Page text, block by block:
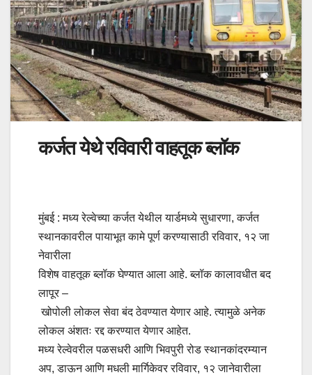
कर्जत येथे रविवारी वाहतूक ब्लॉक
मुंबई : मध्य रेल्वेच्या कर्जत येथील यार्डमध्ये सुधारणा, कर्जत
स्थानकावरील पायाभूत कामे पूर्ण करण्यासाठी रविवार, १२ जा
नेवारीला
विशेष वाहतूक ब्लॉक घेण्यात आला आहे. ब्लॉक कालावधीत बद
लापूर –
खोपोली लोकल सेवा बंद ठेवण्यात येणार आहे. त्यामुळे अनेक
लोकल अंशतः रद्द करण्यात येणार आहेत.
मध्य रेल्वेवरील पळसधरी आणि भिवपुरी रोड स्थानकांदरम्यान
अप, डाऊन आणि मधली मार्गिकेवर रविवार, १२ जानेवारीला